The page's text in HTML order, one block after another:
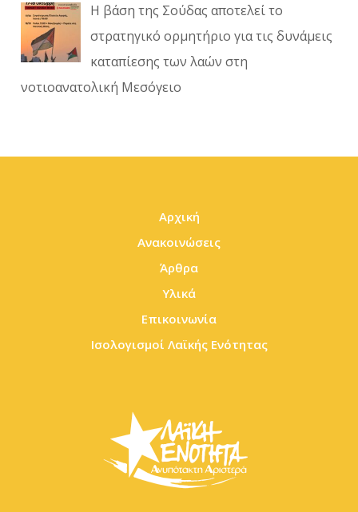
Η βάση της Σούδας αποτελεί το
στρατηγικό ορμητήριο για τις δυνάμεις
καταπίεσης των λαών στη
νοτιοανατολική Μεσόγειο
Αρχική
Ανακοινώσεις
Άρθρα
Υλικά
Επικοινωνία
Ισολογισμοί Λαϊκής Ενότητας